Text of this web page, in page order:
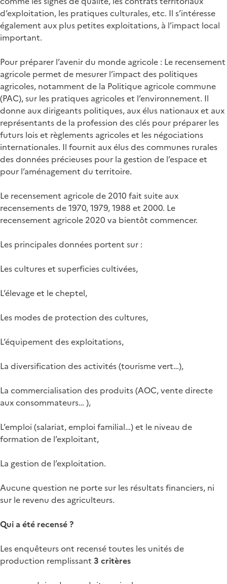
d’exploitation, les pratiques culturales, etc. Il s’intéresse
également aux plus petites exploitations, à l’impact local
important.
Pour préparer l’avenir du monde agricole : Le recensement
agricole permet de mesurer l’impact des politiques
agricoles, notamment de la Politique agricole commune
(PAC), sur les pratiques agricoles et l’environnement. Il
donne aux dirigeants politiques, aux élus nationaux et aux
représentants de la profession des clés pour préparer les
futurs lois et règlements agricoles et les négociations
internationales. Il fournit aux élus des communes rurales
des données précieuses pour la gestion de l’espace et
pour l’aménagement du territoire.
Le recensement agricole de 2010 fait suite aux
recensements de 1970, 1979, 1988 et 2000. Le
recensement agricole 2020 va bientôt commencer.
Les principales données portent sur :
Les cultures et superficies cultivées,
L’élevage et le cheptel,
Les modes de protection des cultures,
L’équipement des exploitations,
La diversification des activités (tourisme vert…),
La commercialisation des produits (AOC, vente directe
aux consommateurs… ),
L’emploi (salariat, emploi familial…) et le niveau de
formation de l’exploitant,
La gestion de l’exploitation.
Aucune question ne porte sur les résultats financiers, ni
sur le revenu des agriculteurs.
Qui a été recensé ?
Les enquêteurs ont recensé toutes les unités de
production remplissant 3 critères